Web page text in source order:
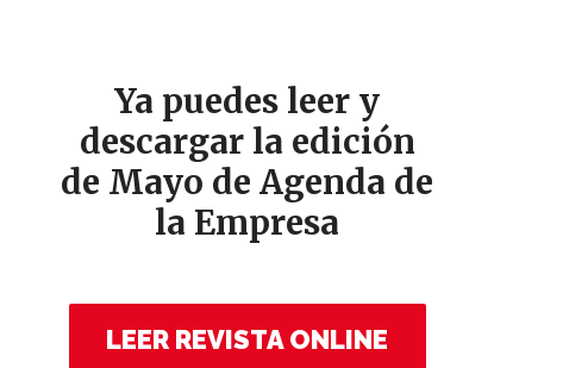
Ya puedes leer y
descargar la edición
de Mayo de Agenda de
la Empresa
LEER REVISTA ONLINE